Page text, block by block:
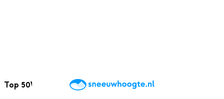
Top 50Webcams WintersportweerKaarten